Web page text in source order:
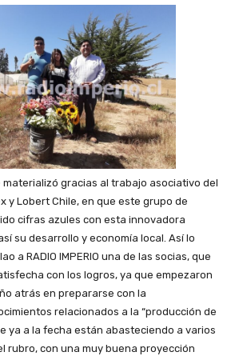
gracias al trabajo asociativo del
y Lobert Chile, en que este grupo de
cifras azules con esta innovadora
su desarrollo y economía local. Así lo
a RADIO IMPERIO una de las socias, que
con los logros, ya que empezaron
atrás en prepararse con la
relacionados a la “producción de
ya a la fecha están abasteciendo a varios
rubro, con una muy buena proyección